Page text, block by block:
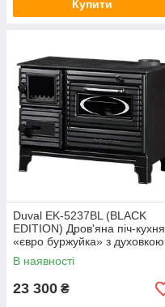
Купити
Duval EK-5237BL (BLACK
EDITION) Дров'яна піч-кухня
«євро буржуйка» з духовкою
В наявності
23 300 ₴